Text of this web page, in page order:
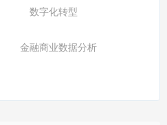
数字化转型
金融商业数据分析